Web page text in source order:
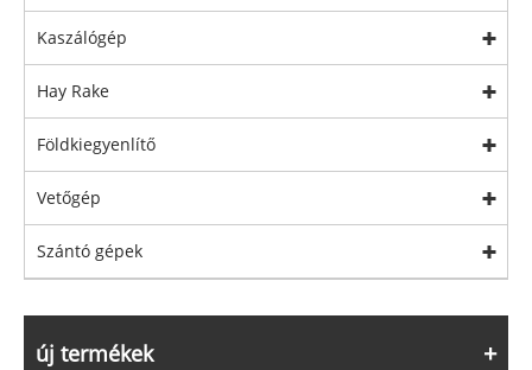
Kaszálógép
Hay Rake
Földkiegyenlítő
Vetőgép
Szántó gépek
új termékek